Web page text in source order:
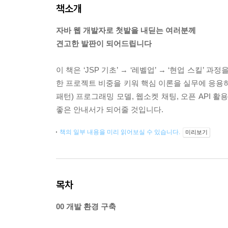
책소개
자바 웹 개발자로 첫발을 내딛는 여러분께
견고한 발판이 되어드립니다
이 책은 ‘JSP 기초’ → ‘레벨업’ → ‘현업 스킬’ 과
한 프로젝트 비중을 키워 핵심 이론을 실무에 응
패턴) 프로그래밍 모델, 웹소켓 채팅, 오픈 API 활
좋은 안내서가 되어줄 것입니다.
책의 일부 내용을 미리 읽어보실 수 있습니다. 미리보기
목차
00 개발 환경 구축